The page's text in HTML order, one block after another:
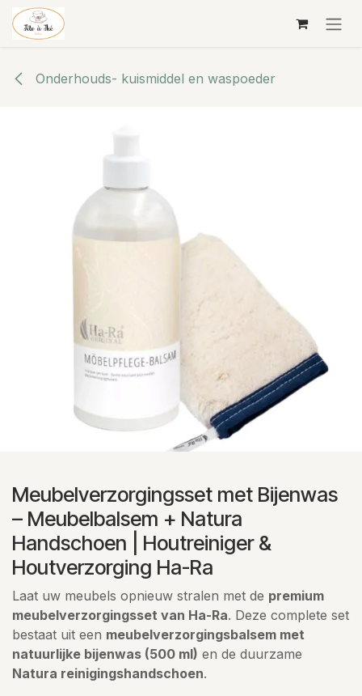
Overslaan naar inhoud
Onderhouds- kuismiddel en waspoeder
Meubelverzorgingsset met Bijenwas
– Meubelbalsem + Natura
Handschoen | Houtreiniger &
Houtverzorging Ha-Ra
Laat uw meubels opnieuw stralen met de premium
meubelverzorgingsset van Ha-Ra. Deze complete set
bestaat uit een meubelverzorgingsbalsem met
natuurlijke bijenwas (500 ml) en de duurzame
Natura reinigingshandschoen.